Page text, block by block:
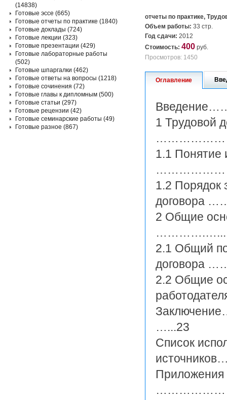
отчеты по практике,
Объем работы: 33 стр.
Год сдачи: 2012
Стоимость: 400 руб.
Просмотров: 1450
Оглавление
1 Трудовой
1.1 Понятие
1.2 Порядок
договора
2 Общие
2.1 Общий
договора
2.2 Общие
…...23
Список
Приложения
(14838)
Готовые эссе (665)
Готовые отчеты по практике (1840)
Готовые доклады (724)
Готовые лекции (323)
Готовые презентации (429)
Готовые лабораторные работы
(502)
Готовые шпаргалки (462)
Готовые ответы на вопросы (1218)
Готовые сочинения (72)
Готовые главы к дипломным (500)
Готовые статьи (297)
Готовые рецензии (42)
Готовые семинарские работы (49)
Готовые разное (867)